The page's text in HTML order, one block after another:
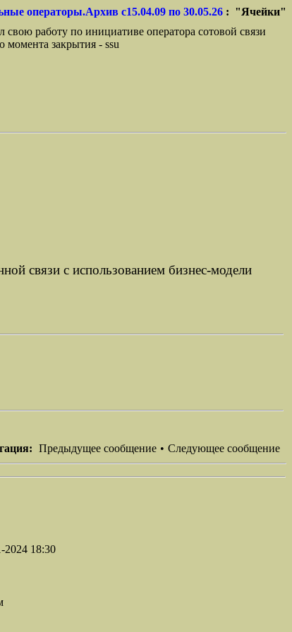
операторы.Архив с15.04.09 по 30.05.26 : "Ячейки"
работу по инициативе оператора сотовой связи
закрытия - ssu
связи с использованием бизнес-модели
Предыдущее сообщение • Следующее сообщение
18:30